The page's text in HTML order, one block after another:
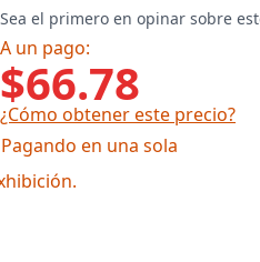
Sea el primero en opinar sobre
A un pago:
$66.78
¿Cómo obtener este precio?
en una sola